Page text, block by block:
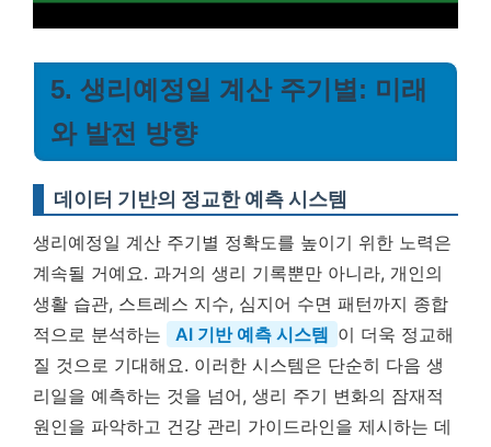
5. 생리예정일 계산 주기별: 미래
와 발전 방향
데이터 기반의 정교한 예측 시스템
생리예정일 계산 주기별 정확도를 높이기 위한 노력은
계속될 거예요. 과거의 생리 기록뿐만 아니라, 개인의
생활 습관, 스트레스 지수, 심지어 수면 패턴까지 종합
적으로 분석하는
AI 기반 예측 시스템 이 더욱 정교해
질 것으로 기대해요. 이러한 시스템은 단순히 다음 생
리일을 예측하는 것을 넘어, 생리 주기 변화의 잠재적
원인을 파악하고 건강 관리 가이드라인을 제시하는 데